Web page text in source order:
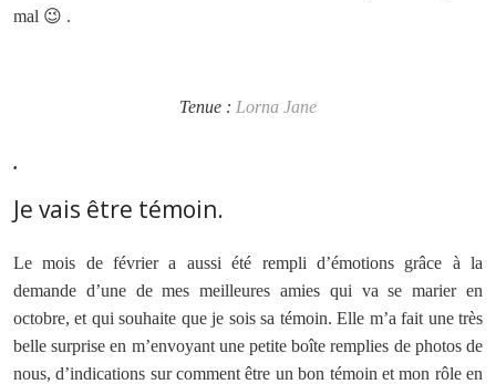
mal 😉 .
Tenue : Lorna Jane
.
Je vais être témoin.
Le mois de février a aussi été rempli d’émotions grâce à la
demande d’une de mes meilleures amies qui va se marier en
octobre, et qui souhaite que je sois sa témoin. Elle m’a fait une très
belle surprise en m’envoyant une petite boîte remplies de photos de
nous, d’indications sur comment être un bon témoin et mon rôle en